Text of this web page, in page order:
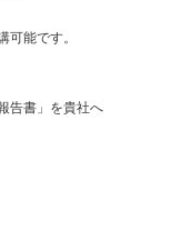
能です。
告書」を貴社へ